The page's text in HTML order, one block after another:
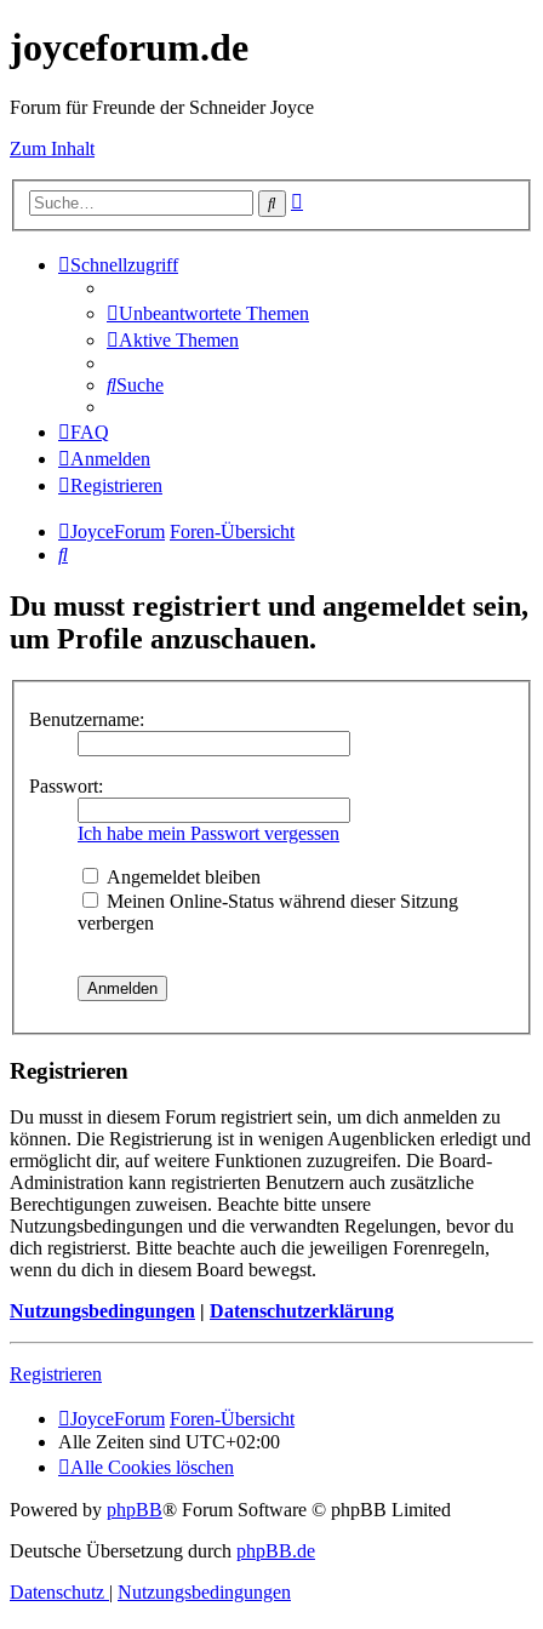
joyceforum.de
Forum für Freunde der Schneider Joyce
Zum Inhalt
Suche
Schnellzugriff
Unbeantwortete Themen
Aktive Themen
Suche
FAQ
Anmelden
Registrieren
JoyceForum Foren-Übersicht
Suche
Du musst registriert und angemeldet sein,
um Profile anzuschauen.
Benutzername:
Passwort:
Ich habe mein Passwort vergessen
Angemeldet bleiben
Meinen Online-Status während dieser Sitzung
verbergen
Registrieren
Du musst in diesem Forum registriert sein, um dich anmelden zu
können. Die Registrierung ist in wenigen Augenblicken erledigt und
ermöglicht dir, auf weitere Funktionen zuzugreifen. Die Board-
Administration kann registrierten Benutzern auch zusätzliche
Berechtigungen zuweisen. Beachte bitte unsere
Nutzungsbedingungen und die verwandten Regelungen, bevor du
dich registrierst. Bitte beachte auch die jeweiligen Forenregeln,
wenn du dich in diesem Board bewegst.
Nutzungsbedingungen | Datenschutzerklärung
Registrieren
JoyceForum Foren-Übersicht
Alle Zeiten sind UTC+02:00
Alle Cookies löschen
Powered by phpBB® Forum Software © phpBB Limited
Deutsche Übersetzung durch phpBB.de
Datenschutz | Nutzungsbedingungen